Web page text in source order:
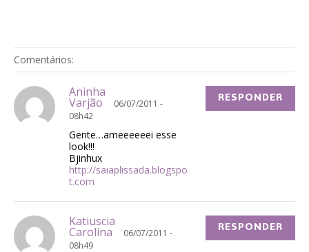
Comentários:
Aninha
Varjão
06/07/2011 -
08h42
Gente…ameeeeeei esse
look!!!
Bjinhux
http://saiaplissada.blogspo
t.com
RESPONDER
Katiuscia
Carolina
06/07/2011 -
08h49
RESPONDER